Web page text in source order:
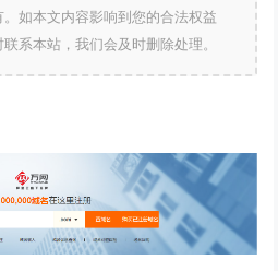
如本文内容影响到您的合法权益
系本站，我们会及时删除处理。